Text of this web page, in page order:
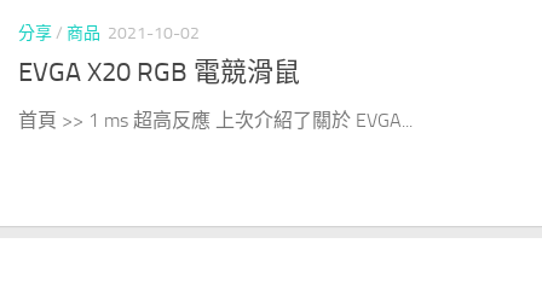
分享/ 商品 2021-10-02
EVGA X20 RGB 電競滑鼠
首頁 >> 1 ms 超高反應 上次介紹了關於 EVGA...